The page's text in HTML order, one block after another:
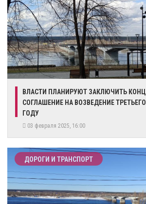
​ВЛАСТИ ПЛАНИРУЮТ ЗАКЛЮЧИТЬ
СОГЛАШЕНИЕ НА ВОЗВЕДЕНИЕ
ГОДУ
03 февраля 2025, 16:00
ДОРОГИ И ТРАНСПОРТ